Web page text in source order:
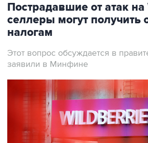
Пострадавшие от атак
селлеры могут получить
налогам
Этот вопрос обсуждается в
заявили в Минфине